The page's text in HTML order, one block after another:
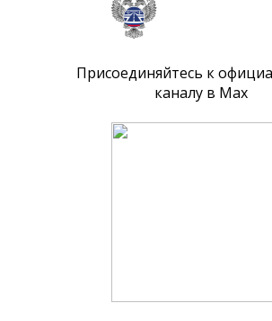
Присоединяйтесь к
каналу в Max